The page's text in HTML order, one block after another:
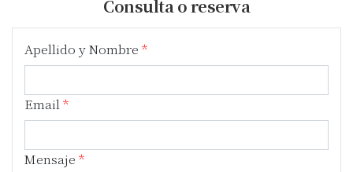
Consulta o reserva
Apellido y Nombre
Email
Mensaje